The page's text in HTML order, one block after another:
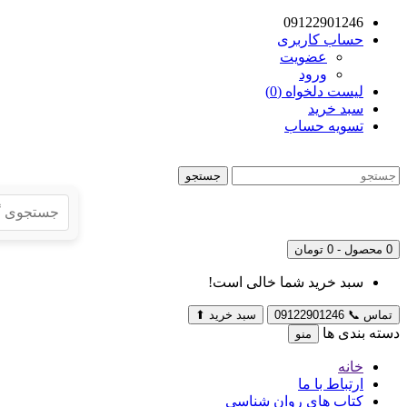
09122901246
حساب کاربری
عضویت
ورود
لیست دلخواه (0)
سبد خرید
تسویه حساب
جستجو
0 محصول - 0 تومان
سبد خرید شما خالی است!
تماس 📞
09122901246 سبد خرید ⬆
دسته بندی ها منو
خانه
ارتباط با ما
کتاب های روان شناسی